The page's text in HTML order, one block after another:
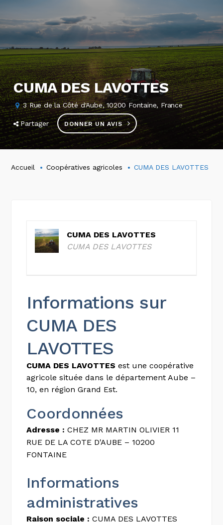
CUMA DES LAVOTTES
3 Rue de la Côté d'Aube, 10200 Fontaine, France
Partager DONNER UN AVIS
Accueil Coopératives agricoles CUMA DES LAVOTTES
CUMA DES LAVOTTES
CUMA DES LAVOTTES
Informations sur
CUMA DES
LAVOTTES
CUMA DES LAVOTTES est une coopérative
agricole située dans le département Aube –
10, en région Grand Est.
Coordonnées
Adresse : CHEZ MR MARTIN OLIVIER 11
RUE DE LA COTE D'AUBE – 10200
FONTAINE
Informations
administratives
Raison sociale : CUMA DES LAVOTTES